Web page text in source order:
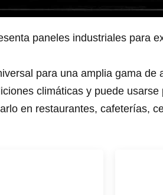
paneles industriales para
para una amplia gama
climáticas y puede
en restaurantes, cafeterías,